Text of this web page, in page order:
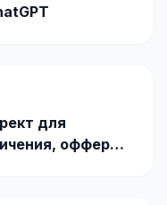
для
офферы